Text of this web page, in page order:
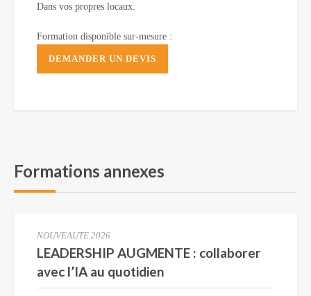
Dans vos propres locaux.
Formation disponible sur-mesure :
DEMANDER UN DEVIS
Formations annexes
NOUVEAUTE 2026
LEADERSHIP AUGMENTE : collaborer
avec l’IA au quotidien